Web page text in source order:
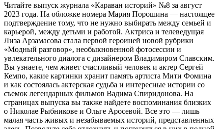
Читайте выпуск журнала «Караван историй» №8 за август
2023 года. На обложке номера Мария Порошина — настоящее
подтверждение тому, что не нужно выбирать между семьей и
карьерой, между детьми и работой. Актриса и телеведущая
Лиза Арзамасова стала первой героиней новой рубрики
«Модный разговор», необыкновенной фотосессии и
увлекательного диалога с дизайнером Владимиром Славским.
Вы узнаете, чем живет счастливый человек и актер Сергей
Кемпо, какие картинки хранит память артиста Мити Фомина
и как состоялась актерская судьба и интересные истории со
съемок легендарных фильмов Вадима Спиридонова. На
страницах выпуска вы также найдете воспоминания близких
о Николае Рыбникове и Ольге Аросевой. Все это — лишь
малая часть живых и незабываемых историй, представленных